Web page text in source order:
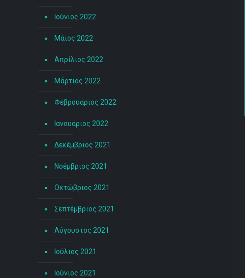
Ιούνιος 2022
Μάιος 2022
Απρίλιος 2022
Μάρτιος 2022
Φεβρουάριος 2022
Ιανουάριος 2022
Δεκέμβριος 2021
Νοέμβριος 2021
Οκτώβριος 2021
Σεπτέμβριος 2021
Αύγουστος 2021
Ιούλιος 2021
Ιούνιος 2021